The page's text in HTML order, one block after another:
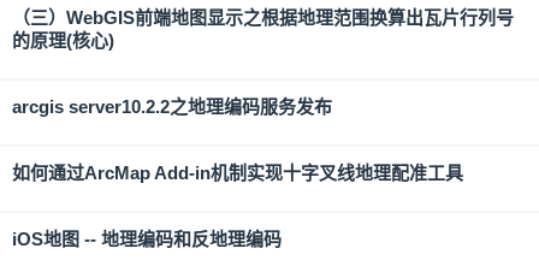
（三）WebGIS前端地图显示之根据地理范围换算出瓦片行列号
的原理(核心)
arcgis server10.2.2之地理编码服务发布
如何通过ArcMap Add-in机制实现十字叉线地理配准工具
iOS地图 -- 地理编码和反地理编码